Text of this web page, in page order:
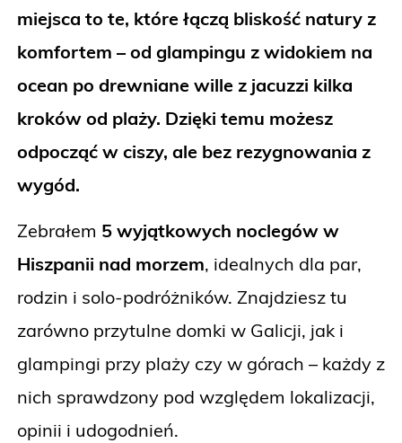
miejsca to te, które łączą bliskość natury z
komfortem – od glampingu z widokiem na
ocean po drewniane wille z jacuzzi kilka
kroków od plaży. Dzięki temu możesz
odpocząć w ciszy, ale bez rezygnowania z
wygód.
Zebrałem 5 wyjątkowych noclegów w
Hiszpanii nad morzem, idealnych dla par,
rodzin i solo-podróżników. Znajdziesz tu
zarówno przytulne domki w Galicji, jak i
glampingi przy plaży czy w górach – każdy z
nich sprawdzony pod względem lokalizacji,
opinii i udogodnień.